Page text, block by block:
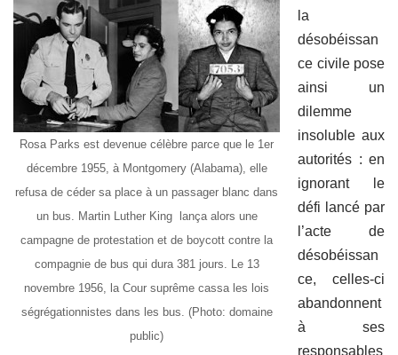
Rosa Parks est devenue célèbre parce que le 1er
décembre 1955, à Montgomery (Alabama), elle
refusa de céder sa place à un passager blanc dans
un bus. Martin Luther King lança alors une
campagne de protestation et de boycott contre la
compagnie de bus qui dura 381 jours. Le 13
novembre 1956, la Cour suprême cassa les lois
ségrégationnistes dans les bus. (Photo: domaine
public)
la
désobéissan
ce civile pose
ainsi un
dilemme
insoluble aux
autorités : en
ignorant le
défi lancé par
l’acte de
désobéissan
ce, celles-ci
abandonnent
à ses
responsables